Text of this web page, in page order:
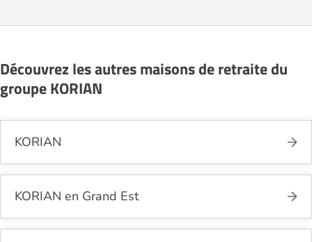
les coûts et les démarches administratives
Découvrez les autres maisons de retraite du
groupe KORIAN
KORIAN
KORIAN en Grand Est